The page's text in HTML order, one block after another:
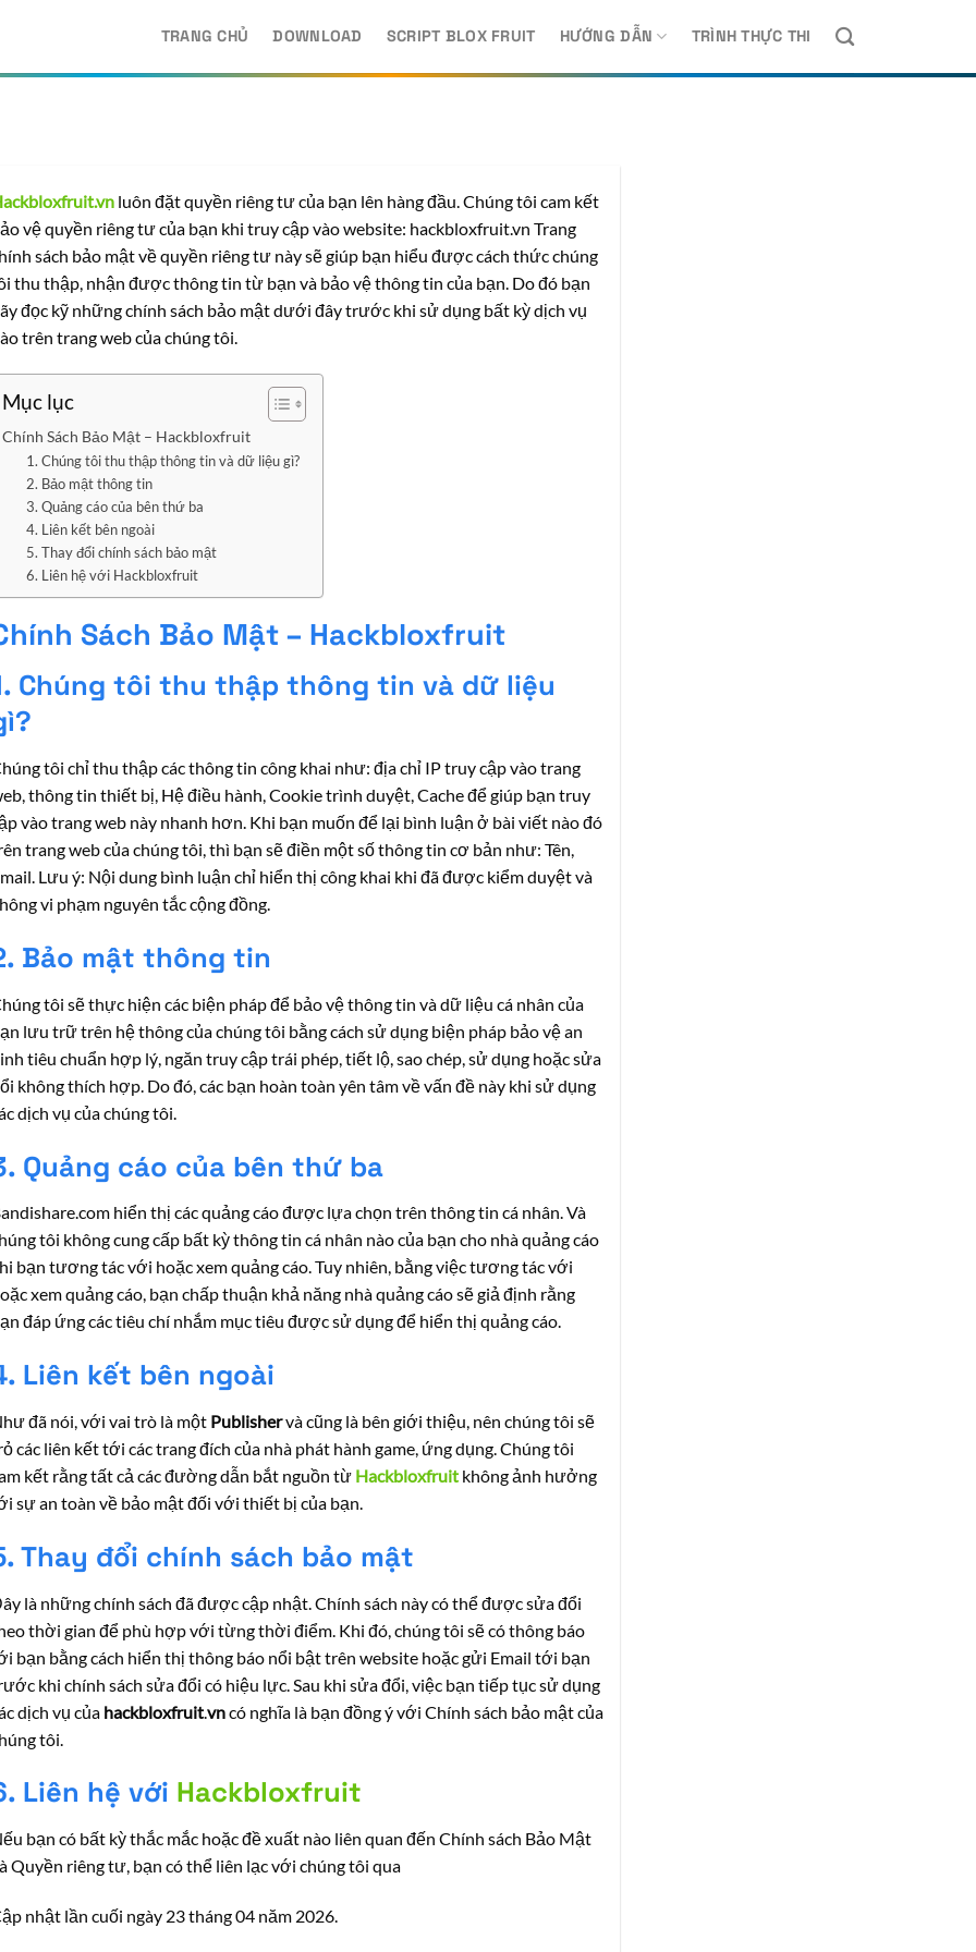
TRANG CHỦ DOWNLOAD SCRIPT BLOX FRUIT HƯỚNG DẪN TRÌNH THỰC THI
luôn đặt quyền riêng tư của bạn lên hàng đầu. Chúng tôi cam kết
vệ quyền riêng tư của bạn khi truy cập vào website: hackbloxfruit.vn Trang
sách bảo mật về quyền riêng tư này sẽ giúp bạn hiểu được cách thức chúng
thu thập, nhận được thông tin từ bạn và bảo vệ thông tin của bạn. Do đó bạn
đọc kỹ những chính sách bảo mật dưới đây trước khi sử dụng bất kỳ dịch vụ
trên trang web của chúng tôi.
Mục lục
Chính Sách Bảo Mật – Hackbloxfruit
1. Chúng tôi thu thập thông tin và dữ liệu gì?
2. Bảo mật thông tin
3. Quảng cáo của bên thứ ba
4. Liên kết bên ngoài
5. Thay đổi chính sách bảo mật
6. Liên hệ với Hackbloxfruit
Sách Bảo Mật – Hackbloxfruit
Chúng tôi thu thập thông tin và dữ liệu
tôi chỉ thu thập các thông tin công khai như: địa chỉ IP truy cập vào trang
thông tin thiết bị, Hệ điều hành, Cookie trình duyệt, Cache để giúp bạn truy
vào trang web này nhanh hơn. Khi bạn muốn để lại bình luận ở bài viết nào đó
trang web của chúng tôi, thì bạn sẽ điền một số thông tin cơ bản như: Tên,
Lưu ý: Nội dung bình luận chỉ hiển thị công khai khi đã được kiểm duyệt và
vi phạm nguyên tắc cộng đồng.
Bảo mật thông tin
tôi sẽ thực hiện các biện pháp để bảo vệ thông tin và dữ liệu cá nhân của
lưu trữ trên hệ thông của chúng tôi bằng cách sử dụng biện pháp bảo vệ an
tiêu chuẩn hợp lý, ngăn truy cập trái phép, tiết lộ, sao chép, sử dụng hoặc sửa
không thích hợp. Do đó, các bạn hoàn toàn yên tâm về vấn đề này khi sử dụng
dịch vụ của chúng tôi.
Quảng cáo của bên thứ ba
hiển thị các quảng cáo được lựa chọn trên thông tin cá nhân. Và
tôi không cung cấp bất kỳ thông tin cá nhân nào của bạn cho nhà quảng cáo
bạn tương tác với hoặc xem quảng cáo. Tuy nhiên, bằng việc tương tác với
xem quảng cáo, bạn chấp thuận khả năng nhà quảng cáo sẽ giả định rằng
đáp ứng các tiêu chí nhắm mục tiêu được sử dụng để hiển thị quảng cáo.
Liên kết bên ngoài
đã nói, với vai trò là một Publishervà cũng là bên giới thiệu, nên chúng tôi sẽ
các liên kết tới các trang đích của nhà phát hành game, ứng dụng. Chúng tôi
kết rằng tất cả các đường dẫn bắt nguồn từ Hackbloxfruitkhông ảnh hưởng
sự an toàn về bảo mật đối với thiết bị của bạn.
Thay đổi chính sách bảo mật
là những chính sách đã được cập nhật. Chính sách này có thể được sửa đổi
thời gian để phù hợp với từng thời điểm. Khi đó, chúng tôi sẽ có thông báo
bạn bằng cách hiển thị thông báo nổi bật trên website hoặc gửi Email tới bạn
khi chính sách sửa đổi có hiệu lực. Sau khi sửa đổi, việc bạn tiếp tục sử dụng
dịch vụ của hackbloxfruit.vncó nghĩa là bạn đồng ý với Chính sách bảo mật của
tôi.
Liên hệ với Hackbloxfruit
bạn có bất kỳ thắc mắc hoặc đề xuất nào liên quan đến Chính sách Bảo Mật
Quyền riêng tư, bạn có thể liên lạc với chúng tôi qua
nhật lần cuối ngày 23 tháng 04 năm 2026.